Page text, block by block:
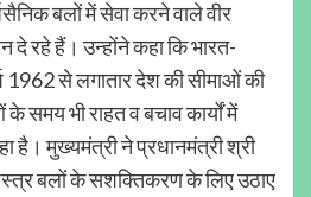
बलों में सेवा करने वाले वीर
दे रहे हैं। उन्होंने कहा कि भारत-
1962 से लगातार देश की सीमाओं की
समय भी राहत व बचाव कार्यों में
है। मुख्यमंत्री ने प्रधानमंत्री श्री
बलों के सशक्तिकरण के लिए उठाए